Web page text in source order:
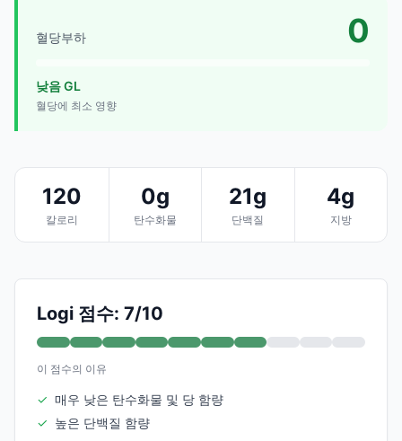
혈당부하 0
낮음 GL
혈당에 최소 영향
120
칼로리
0g
탄수화물
21g
단백질
4g
지방
Logi 점수: 7/10
이 점수의 이유
✓ 매우 낮은 탄수화물 및 당 함량
✓ 높은 단백질 함량